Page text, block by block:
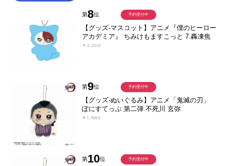
第8位
【グッズ-マスコット】アニメ『僕のヒーロー
アカデミア』 ちみけもますこっと 7.轟凍焦
￥2,200
予約受付中
第9位
【グッズ-ぬいぐるみ】アニメ「鬼滅の刃」
ぽにすてっぷ 第二弾 不死川 玄弥
￥1,980
予約受付中
第10位 予約受付中